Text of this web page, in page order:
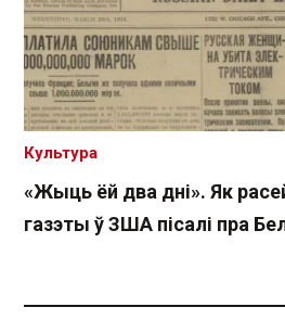
«Жыць ёй два дні». Як
газэты ў ЗША пісалі пра
Культура